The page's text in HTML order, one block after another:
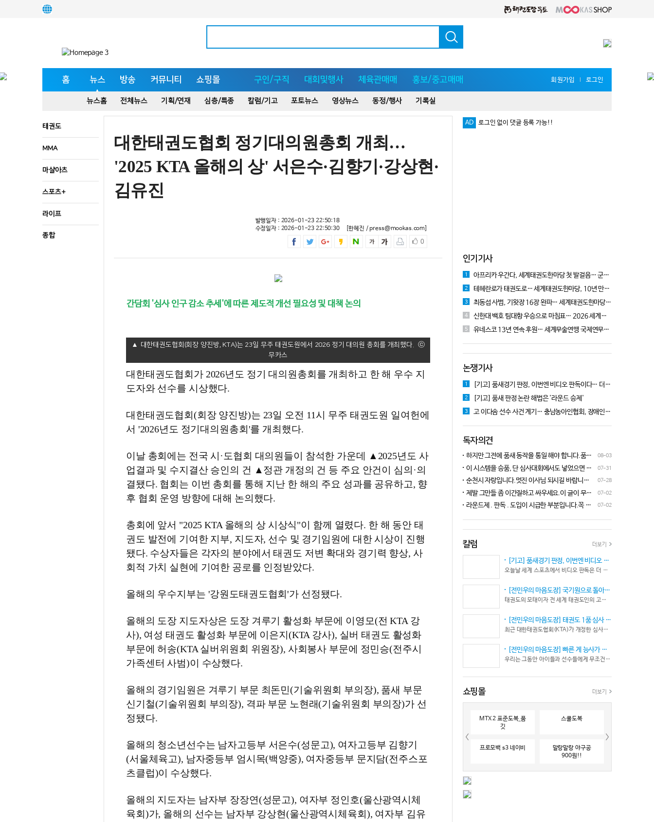
홈 뉴스 방송 커뮤니티 쇼핑몰 구인/구직 대회및행사 체육관매매 홍보/중고매매 회원가입 l 로그인
뉴스홈 전체뉴스 기획/연재 심층/특종 칼럼/기고 포토뉴스 영상뉴스 동정/행사 기록실
태권도
MMA
마샬아츠
스포츠+
라이프
종합
대한태권도협회 정기대의원총회 개최…
'2025 KTA 올해의 상' 서은수·김향기·강상현·
김유진
발행일자 : 2026-01-23 22:50:18
수정일자 : 2026-01-23 22:50:30
[한혜진 / press@mookas.com]
0
간담회 '심사 인구 감소 추세'에 따른 제도적 개선 필요성 및 대책 논의
대한태권도협회(회장 양진방, KTA)는 23일 무주 태권도원에서 2026 정기 대의원 총회를 개최했다.
대한태권도협회가 2026년도 정기 대의원총회를 개최하고 한 해 우수 지
도자와 선수를 시상했다.
대한태권도협회(회장 양진방)는 23일 오전 11시 무주 태권도원 일여헌에
서 '2026년도 정기대의원총회'를 개최했다.
이날 총회에는 전국 시·도협회 대의원들이 참석한 가운데 ▲2025년도 사
업결과 및 수지결산 승인의 건 ▲정관 개정의 건 등 주요 안건이 심의·의
결됐다. 협회는 이번 총회를 통해 지난 한 해의 주요 성과를 공유하고, 향
후 협회 운영 방향에 대해 논의했다.
총회에 앞서 "2025 KTA 올해의 상 시상식"이 함께 열렸다. 한 해 동안 태
권도 발전에 기여한 지부, 지도자, 선수 및 경기임원에 대한 시상이 진행
됐다. 수상자들은 각자의 분야에서 태권도 저변 확대와 경기력 향상, 사
회적 가치 실현에 기여한 공로를 인정받았다.
올해의 우수지부는 '강원도태권도협회'가 선정됐다.
올해의 도장 지도자상은 도장 겨루기 활성화 부문에 이영모(전 KTA 강
사), 여성 태권도 활성화 부문에 이은지(KTA 강사), 실버 태권도 활성화
부문에 허송(KTA 실버위원회 위원장), 사회봉사 부문에 정민승(전주시
가족센터 사범)이 수상했다.
올해의 경기임원은 겨루기 부문 최돈민(기술위원회 부의장), 품새 부문
신기철(기술위원회 부의장), 격파 부문 노현래(기술위원회 부의장)가 선
정됐다.
올해의 청소년선수는 남자고등부 서은수(성문고), 여자고등부 김향기
(서울체육고), 남자중등부 엄시목(백양중), 여자중등부 문지담(전주스포
츠클럽)이 수상했다.
올해의 지도자는 남자부 장장연(성문고), 여자부 정인호(울산광역시체
육회)가, 올해의 선수는 남자부 강상현(울산광역시체육회), 여자부 김유
AD 로그인 없이 댓글 등록 가능!!
인기기사
1 아프리카 우간다, 세계태권도한마당 첫 발걸음… 군의관 콘데 "잊지 못할 경험"
2 테헤란로가 태권도로… 세계태권도한마당, 10년 만에 국기원서 개막!
3 최동섭 사범, 기왓장 16장 완파… 세계태권도한마당 주먹격파 우승
4 신한대 백호 팀대항 우승으로 마침표… 2026 세계태권도한마당 폐막
5 유네스코 13년 연속 후원… 세계무술연맹 국제연무대회 10월 충주서 개막
논쟁기사
1 [기고] 품새경기 판정, 이번엔 비디오 판독이다… 더 이상 미룰 수 없다
2 [기고] 품새 판정 논란 해법은 '라운드 승제'
3 고 이다솜 선수 사건 계기… 충남농아인협회, 장애인체육 제도개선 9개 정책 제안
독자의견
08-03
하지만 그전에 품새 동작을 통일 해야 합니다.품새
심판 교육에 여러번 참석 했었는데, 강사 마다 동작
할수가 없습니다.하루빨리 강사들이 함께 모여 동
작을 통일 시켜야지 안그러면 항상 분쟁이 생깁니
다.
07-31
이 시스템을 승품, 단 심사대회에서도 넣었으면 좋
겠네요.심사위원들이 일부러 불합격시키고, 이 부
했는데, 번복이 안된답니다.ㅋㅋㅋㅋㅋ 심사위원들
눈이 전부 달라서, 이렇다, 저렇다 말을 할수가 없다
07-28
순천시 자랑입니다.멋진 이사님 되시길 바랍니다
^^♡
07-02
제발 그만들 좀 이간질하고 싸우세요.이 글이 무엇
이 문제인가요?무엇을 얘기하려는지 의도가 무엇
이 노력해 보자는 그런 글 같은데품새 얘기 하는데
왜 갑자기 심판 가오 얘기에 핑크색 옷 얘기 같은 비
하 발언에......답답하시니 그러시겠지만 태권도
"도" 는 지키시며 발언하세요.심판들 또한 이런 말
나오지 않도록 자존심 상하지 않도록 부단히 노력해
야 함은 확실합니다.부끄러운 일 들이 없도록 해야
좋게만 보지 말고 잘하는 건 잘한다고 인정해주고
못하는 건 고치도록 해주셔야지어떠한 글인지 파악
도 못하고 일방적으로 나쁘게 표현하는 글은 보기가
좋지 않습니다.
07-02
라운드제 . 판독 . 도입이 시급한 부분입니다.꼭 승
고 다른 생각 없이 오로지 품새 판정에만 집중 하도
칼럼 더보기
[기고] 품새경기 판정, 이번엔 비디오 판독이다… 더 이상 미룰 수 없다
오늘날 세계 스포츠에서 비디오 판독은 더 이상 선택이 아니다. 선수의 땀과 노력, 경기 결과의 공정성을 지키기 위한 최소한의 안전장치이자 국제 스포츠의 보편적인 기준이 됐다.
[전민우의 마음도장] 국기원으로 돌아온 한마당… 그 안에서 마주하는 '도장(道場)의 본질’
태권도의 모태이자 전 세계 태권도인의 고향, 국기원 도장 위에 다시 뜨거운 기합 소리가 웅장하게 울려 퍼질 예정이다. 오랜만에 국기원에서 펼쳐지는 이번 세계태권도한마당은 단순한 대회 개최를 넘어 국경과 인종, 세대를 넘어 하나의 마음으로 모인 전 세계 태권도인들의 가슴속에 묵직한 설렘과 숭고한 감회를 불러일으킨다.
[전민우의 마음도장] 태권도 1품 심사 완화... 문턱은 낮아졌지만, 계단은 더욱 가팔라졌다!
최근 대한태권도협회(KTA)가 개정한 심사시행 규정이 도장가에 화두를 던지고 있다. 저연령 1품(단) 심사 시 지정 품새의 추첨 범위와 시기를 완화해 각 시도협회가 사실상 태극 1장부터 5장까지로 지정을 축소할 수 있는 제도적 근거를 마련했다.
[전민우의 마음도장] 빠른 게 능사가 아니다… 엘리트 선수의 '기다림'
우리는 그동안 아이들과 선수들에게 무조건 “빨리 반응하라”고 다그치기만 했던 것은 아닐까? 진정한 탁월함은 단순히 근육의 수축 속도가 빠른 데서 오지 않는다. 복잡하고 긴박한 1대 1 격투 상황 속에서 ‘언제 멈추고, 언제 폭발할 것인가’를 통제하는 타이밍 조절 능력과 상황 인식(Situational Awareness)에서 온다.
쇼핑몰 더보기
MTX 2 표준도복_품
깃
스쿨도복
프로모백 s3 네이비
말랑말랑 야구공
900원!!